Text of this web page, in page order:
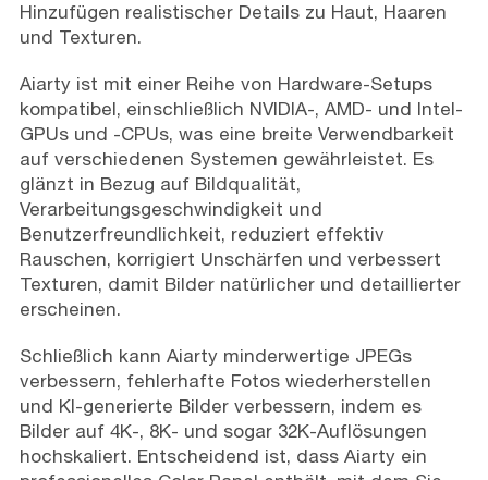
Hinzufügen realistischer Details zu Haut, Haaren
und Texturen.
Aiarty ist mit einer Reihe von Hardware-Setups
kompatibel, einschließlich NVIDIA-, AMD- und Intel-
GPUs und -CPUs, was eine breite Verwendbarkeit
auf verschiedenen Systemen gewährleistet. Es
glänzt in Bezug auf Bildqualität,
Verarbeitungsgeschwindigkeit und
Benutzerfreundlichkeit, reduziert effektiv
Rauschen, korrigiert Unschärfen und verbessert
Texturen, damit Bilder natürlicher und detaillierter
erscheinen.
Schließlich kann Aiarty minderwertige JPEGs
verbessern, fehlerhafte Fotos wiederherstellen
und KI-generierte Bilder verbessern, indem es
Bilder auf 4K-, 8K- und sogar 32K-Auflösungen
hochskaliert. Entscheidend ist, dass Aiarty ein